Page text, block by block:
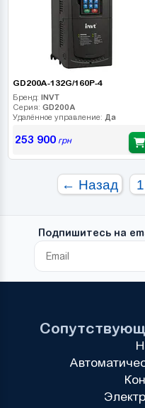
GD200A-132G/160P-4
Бренд: INVT
Серия: GD200A
Удалённое управление: Да
253 900грн
← Назад 1
Подпишитесь на